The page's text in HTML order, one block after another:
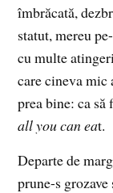
îmbrăcată,
statut, mereu
cu multe
care cineva mic
prea bine: ca să
all you can eat.
Departe de
prune-s